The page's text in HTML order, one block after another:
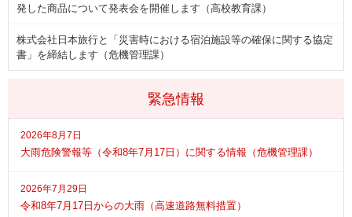
緊急情報
2026年8月7日
大雨危険警報等（令和8年7月17日）に関する情報（危機管理課）
2026年7月29日
令和8年7月17日からの大雨（高速道路無料措置）
発した商品について発表会を開催します（高校教育課）
株式会社日本旅行と「災害時における宿泊施設等の確保に関する協定
書」を締結します（危機管理課）